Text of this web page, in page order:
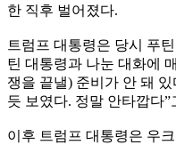
한 직후 벌어졌다.
트럼프 대통령은 당시 푸
틴 대통령과 나눈 대화에
쟁을 끝낼) 준비가 안 돼
듯 보였다. 정말 안타깝다”
이후 트럼프 대통령은 우